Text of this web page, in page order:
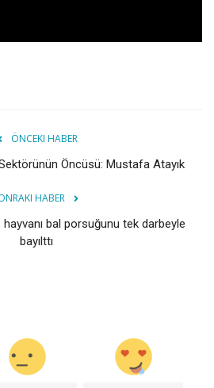
ÖNCEKI HABER
Öncüsü: Mustafa Atayık
HABER
bal porsuğunu tek darbeyle
bayılttı